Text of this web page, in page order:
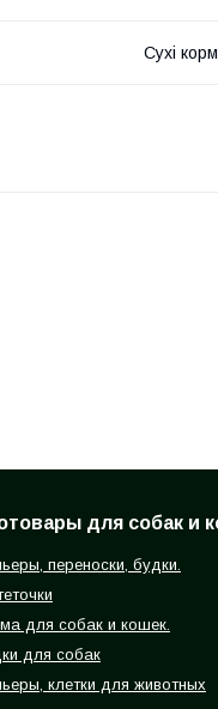
Сухі
для собак и
переноски, будки.
для собак и кошек.
для собак
клетки для животных